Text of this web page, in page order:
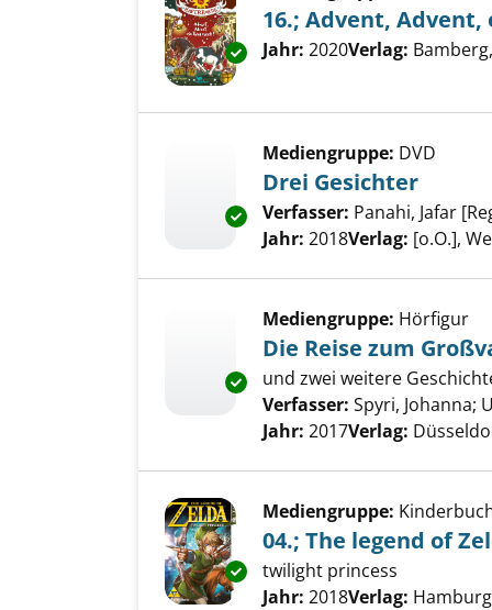
Exemplar-Details von 16.;
16.; Advent, Advent,
Suche nach diesem
Jahr: 2020Verlag:
Exemplar-Details von Drei
Mediengruppe: DVD
Drei Gesichter
Verfasser: Panahi, Jafar
Jahr: 2018Verlag: [o.O.],
Exemplar-Details von Die
Mediengruppe: Hörfigur
Die Reise zum
und zwei weitere
Verfasser: Spyri, Johanna;
Jahr: 2017Verlag:
Exemplar-Details von 04.; The
Mediengruppe:
04.; The legend of
twilight princess
Suche nach diesem
Jahr: 2018Verlag: